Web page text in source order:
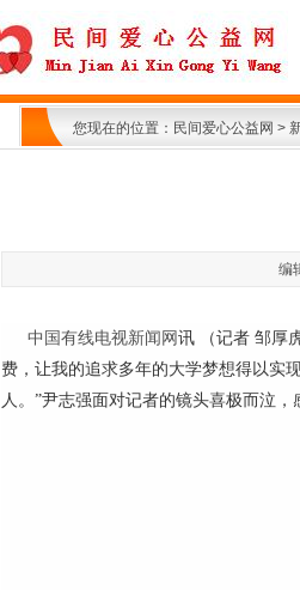
您现在的位置： 民间爱心公益网 >
编
中国有线电视新闻网讯 （记者 邹厚
费，让我的追求多年的大学梦想得以实
人。”尹志强面对记者的镜头喜极而泣，